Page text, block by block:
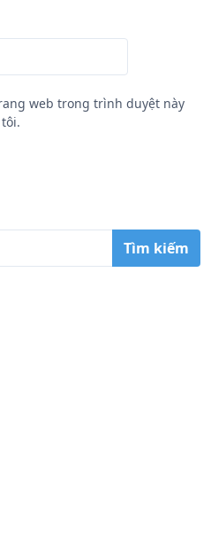
web trong trình duyệt này